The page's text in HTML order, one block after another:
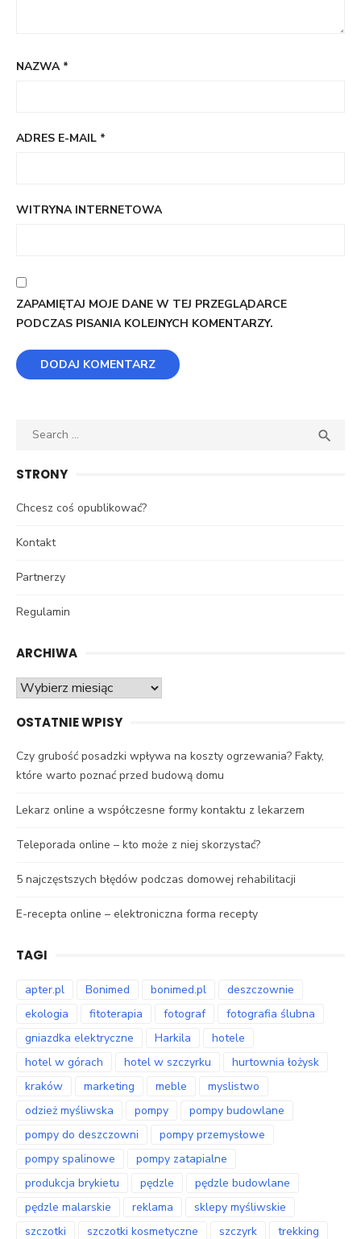
NAZWA *
ADRES E-MAIL *
WITRYNA INTERNETOWA
ZAPAMIĘTAJ MOJE DANE W TEJ PRZEGLĄDARCE
PODCZAS PISANIA KOLEJNYCH KOMENTARZY.
Search

STRONY
Chcesz coś opublikować?
Kontakt
Partnerzy
Regulamin
ARCHIWA
Archiwa
OSTATNIE WPISY
Czy grubość posadzki wpływa na koszty ogrzewania? Fakty,
które warto poznać przed budową domu
Lekarz online a współczesne formy kontaktu z lekarzem
Teleporada online – kto może z niej skorzystać?
5 najczęstszych błędów podczas domowej rehabilitacji
E-recepta online – elektroniczna forma recepty
TAGI
apter.pl Bonimed bonimed.pl
deszczownie
ekologia
fitoterapia fotograf
fotografia ślubna
gniazdka elektryczne
Harkila
hotele
hotel w górach
hotel w szczyrku
hurtownia łożysk
kraków
marketing meble
myslistwo
odzież myśliwska
pompy
pompy budowlane
pompy do deszczowni
pompy przemysłowe
pompy spalinowe
pompy zatapialne
produkcja brykietu
pędzle
pędzle budowlane
pędzle malarskie
reklama
sklepy myśliwskie
szczotki
szczotki kosmetyczne szczyrk trekking